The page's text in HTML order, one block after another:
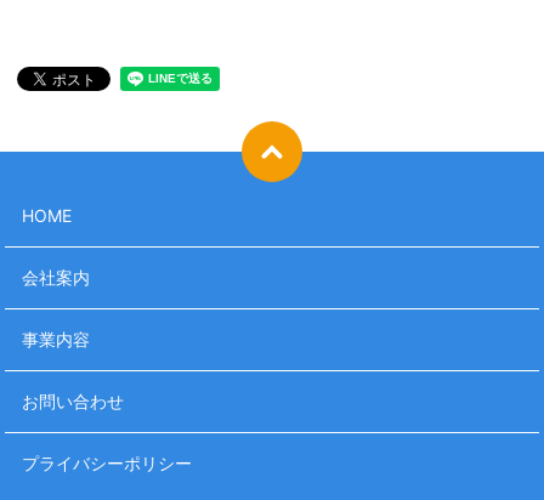
HOME
会社案内
事業内容
お問い合わせ
プライバシーポリシー